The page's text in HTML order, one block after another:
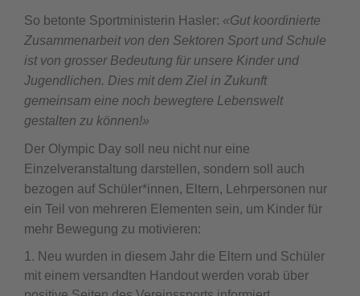
So betonte Sportministerin Hasler: «Gut koordinierte
Zusammenarbeit von den Sektoren Sport und Schule
ist von grosser Bedeutung für unsere Kinder und
Jugendlichen. Dies mit dem Ziel in Zukunft
gemeinsam eine noch bewegtere Lebenswelt
gestalten zu können!»
Der Olympic Day soll neu nicht nur eine
Einzelveranstaltung darstellen, sondern soll auch
bezogen auf Schüler*innen, Eltern, Lehrpersonen nur
ein Teil von mehreren Elementen sein, um Kinder für
mehr Bewegung zu motivieren:
Neu wurden in diesem Jahr die Eltern und Schüler
mit einem versandten Handout werden vorab über